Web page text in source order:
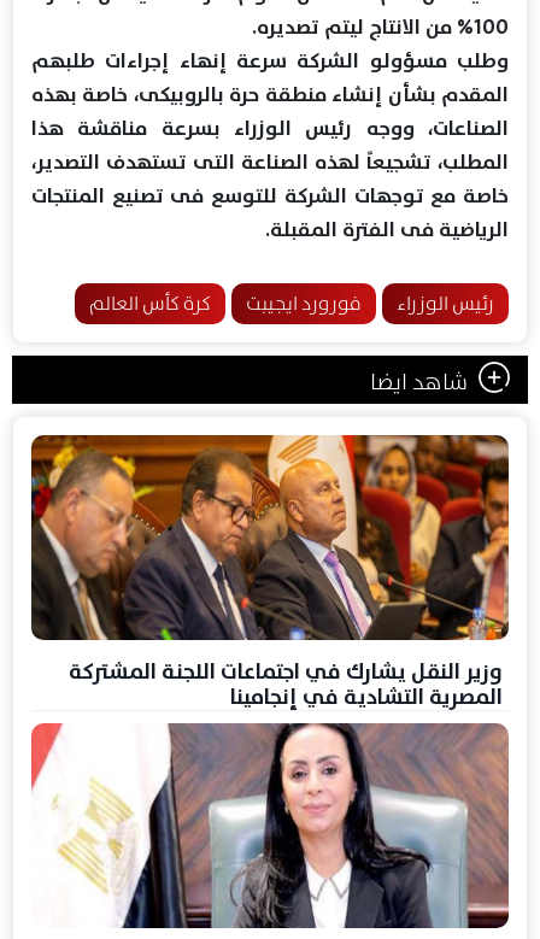
100% من الانتاج ليتم تصديره.
وطلب مسؤولو الشركة سرعة إنهاء إجراءات طلبهم
المقدم بشأن إنشاء منطقة حرة بالروبيكى، خاصة بهذه
الصناعات، ووجه رئيس الوزراء بسرعة مناقشة هذا
المطلب، تشجيعاً لهذه الصناعة التى تستهدف التصدير،
خاصة مع توجهات الشركة للتوسع فى تصنيع المنتجات
الرياضية فى الفترة المقبلة.
رئيس الوزراء فورورد ايجيبت كرة كأس العالم
شاهد ايضا
وزير النقل يشارك في اجتماعات اللجنة المشتركة
المصرية التشادية في إنجامينا